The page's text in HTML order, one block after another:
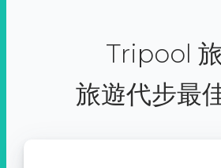
Tripool
旅遊代步最